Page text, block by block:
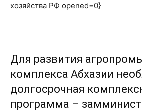
хозяйства РФ opened=0}
Для развития
комплекса Абхазии
долгосрочная
программа –